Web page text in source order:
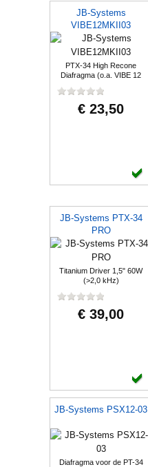
JB-Systems
VIBE12MKII03
PTX-34 High Recone
Diafragma (o.a. VIBE 12
€ 23,50
JB-Systems PTX-34
PRO
Titanium Driver 1,5" 60W
(>2,0 kHz)
€ 39,00
JB-Systems PSX12-03
Diafragma voor de PT-34